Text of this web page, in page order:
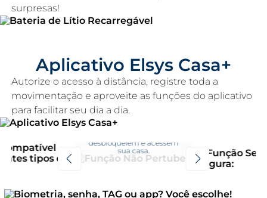
surpresas!
Aplicativo Elsys Casa+
Autorize o acesso à distância, registre toda a
movimentação e aproveite as funções do aplicativo
para facilitar seu dia a dia.
Função Não
Pertube
Privacidade e controle de
acessos: Quando ativada, a
função permite apenas que
desbloqueiem e acessem
sua casa.